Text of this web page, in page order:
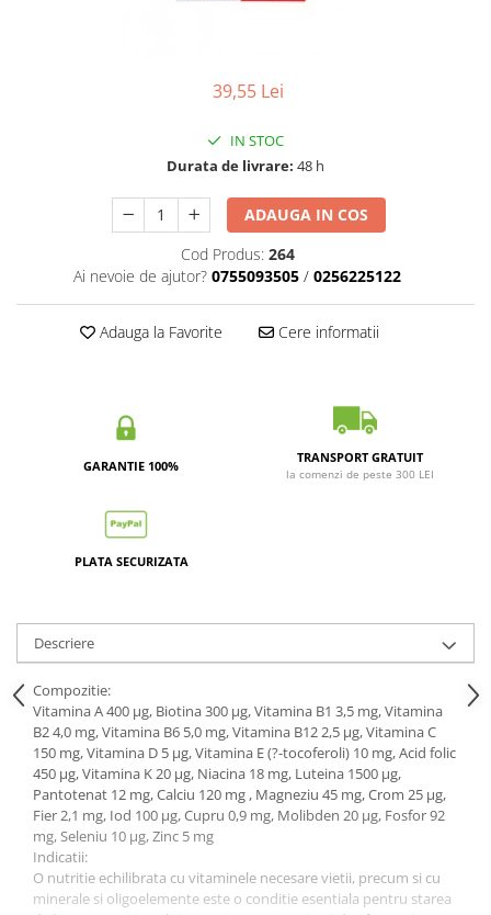
39,55 Lei
IN STOC
Durata de livrare: 48 h
ADAUGA IN COS
Cod Produs: 264
Ai nevoie de ajutor? 0755093505 / 0256225122
Adauga la Favorite Cere informatii
GARANTIE 100% TRANSPORT GRATUIT
la comenzi de peste 300 LEI
PLATA SECURIZATA
Descriere
Compozitie:
Vitamina A 400 µg, Biotina 300 µg, Vitamina B1 3,5 mg, Vitamina
B2 4,0 mg, Vitamina B6 5,0 mg, Vitamina B12 2,5 µg, Vitamina C
150 mg, Vitamina D 5 µg, Vitamina E (?-tocoferoli) 10 mg, Acid folic
450 µg, Vitamina K 20 µg, Niacina 18 mg, Luteina 1500 µg,
Pantotenat 12 mg, Calciu 120 mg , Magneziu 45 mg, Crom 25 µg,
Fier 2,1 mg, Iod 100 µg, Cupru 0,9 mg, Molibden 20 µg, Fosfor 92
mg, Seleniu 10 µg, Zinc 5 mg
Indicatii:
O nutritie echilibrata cu vitaminele necesare vietii, precum si cu
minerale si oligoelemente este o conditie esentiala pentru starea